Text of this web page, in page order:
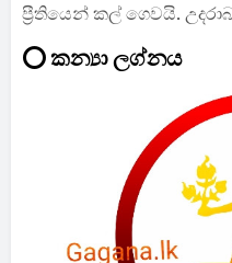
ප්‍රීතියෙන් කල් ගෙවයි.
⭕ කන්‍යා ලග්නය